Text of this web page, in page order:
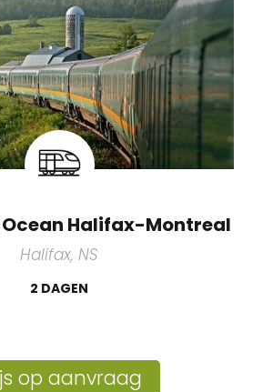
Ocean Halifax-Montreal
Halifax, NS
2 DAGEN
op aanvraag